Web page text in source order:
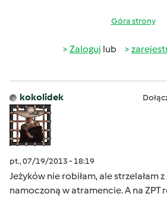
Góra strony
Zaloguj lub
kokolidek
pt., 07/19/2013 - 18:19
Jeżyków nie robiłam, ale strzelałam
namoczoną w atramencie. A na ZPT